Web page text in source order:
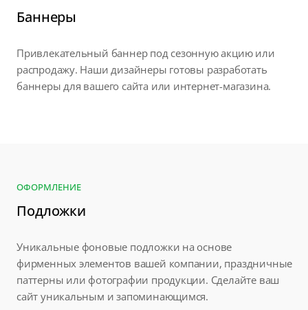
Баннеры
Привлекательный баннер под сезонную акцию или
распродажу. Наши дизайнеры готовы разработать
баннеры для вашего сайта или интернет-магазина.
ОФОРМЛЕНИЕ
Подложки
Уникальные фоновые подложки на основе
фирменных элементов вашей компании, праздничные
паттерны или фотографии продукции. Сделайте ваш
сайт уникальным и запоминающимся.